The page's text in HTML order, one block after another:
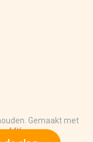
Gemaakt met
MX.